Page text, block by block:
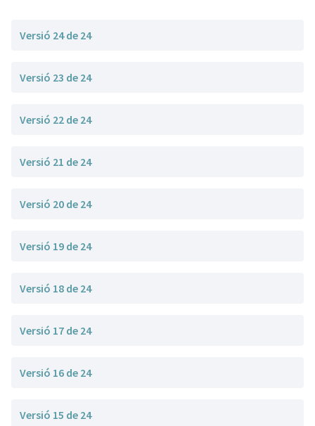
Versió 24 de 24
Versió 23 de 24
Versió 22 de 24
Versió 21 de 24
Versió 20 de 24
Versió 19 de 24
Versió 18 de 24
Versió 17 de 24
Versió 16 de 24
Versió 15 de 24